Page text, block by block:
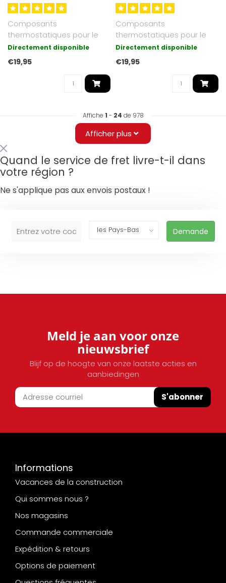
Composants
thermostatiques pour le
raccordement de
radiateurs panneaux,
verticau..
Directement disponible
€19,95
Composants
thermostatiques pour le
raccordement de
radiateurs panneaux,
verticau..
Directement disponible
€19,95
Affiche 1 - 24 de 978
Afficher plus
Quand le service de fret livre-t-il dans
votre région ?
Ne s'applique pas aux envois postaux !
Demande
Meld je aan voor onze
nieuwsbrief
Blijf op de hoogte van onze laatste acties en
aanbiedingen
S'abonner
Informations
Vacances de la construction
Qui sommes nous ?
Nos magasins
Commande commerciale
Expédition & retours
Options de paiement